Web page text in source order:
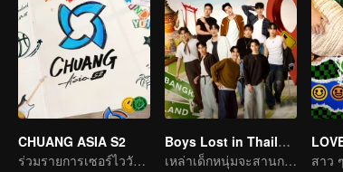
CHUANG ASIA S2
ร่วมรายการเซอร์ไววัลแห่งเอเชีย เลือกไอดอลที่คุณชอบ
Boys Lost in Thailand·Behind the Scene
เหล่าเด็กหนุ่มจะสานการเดินทางในฝันให้เป็นจริงได้ไหม